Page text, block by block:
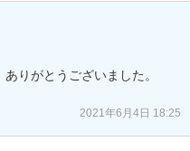
りがとうございました。
2021年6月4日 18:25